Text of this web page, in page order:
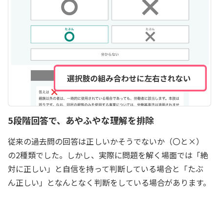
5段階回答で、あやふやな理解を排除
従来の過去問の回答は正しいかそうでないか（〇と×）
の2種類でした。しかし、実際に問題を解く場面では「絶
対に正しい」と自信を持って判断している場合と「たぶ
ん正しい」となんとなく判断をしている場合があります。